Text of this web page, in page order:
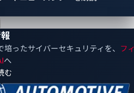
培ったサイバーセキュリティを、
フ
へ
む
を向上させリレーアタックを防
な距離測定により、認証されたキ
ートフォンキーが特定の範囲内に
のロックが解除されます。例と
などの車両における先進的な
ートフォンベースの開錠システ